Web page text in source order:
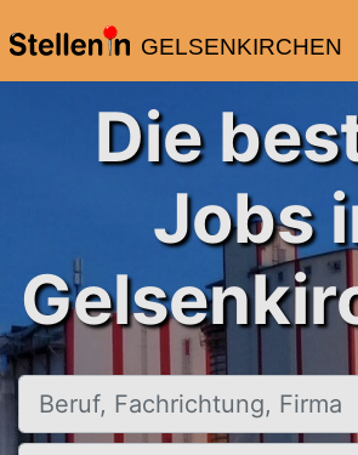
GELSENKIRCHEN
Die
Jobs
Beruf, Fachrichtung, Firma